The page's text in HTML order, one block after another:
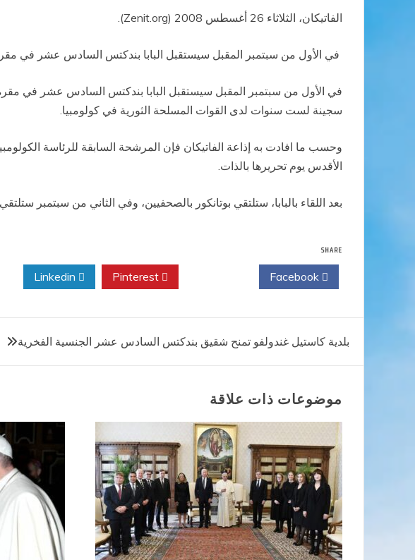
الفاتيكان، الثلاثاء 26 أغسطس 2008 ( Zenit.org
).
في الأول من سبتمبر المقبل سيستقبل البابا بندكتس السادس عشر في مقره
في الأول من سبتمبر المقبل سيستقبل البابا بندكتس السادس عشر في مقره
سجينة لست سنوات لدى القوات المسلحة الثورية في كولومبيا.
الأقدس يوم تحريرها بالذات.
بعد اللقاء بالبابا، ستلتقي بوتانكور بالصحفيين، وفي الثاني من سبتمبر
SHARE
تصفّح
المقالات
بلدية كاستيل غندولفو تمنح شقيق بندكتس السادس عشر الجنسية الفخرية
موضوعات ذات علاقة